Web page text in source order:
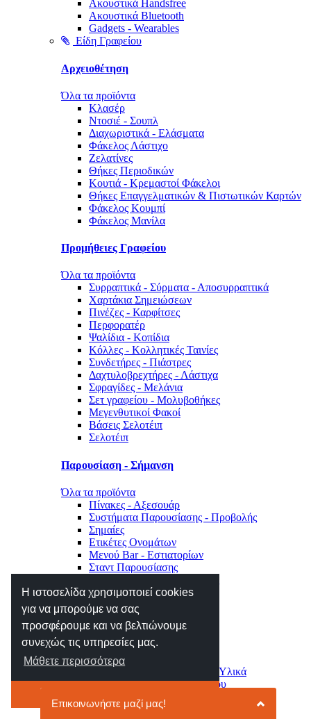
Η ιστοσελίδα χρησιμοποιεί cookies
για να μπορούμε να σας
προσφέρουμε και να βελτιώνουμε
συνεχώς τις υπηρεσίες μας.
Μάθετε περισσότερα
Ακουστικά Handsfree
Ακουστικά Bluetooth
Gadgets - Wearables
Είδη Γραφείου
Αρχειοθέτηση
Όλα τα προϊόντα
Κλασέρ
Ντοσιέ - Σουπλ
Διαχωριστικά - Ελάσματα
Φάκελος Λάστιχο
Ζελατίνες
Θήκες Περιοδικών
Κουτιά - Κρεμαστοί Φάκελοι
Θήκες Επαγγελματικών & Πιστωτικών Καρτών
Φάκελος Κουμπί
Φάκελος Μανίλα
Προμήθειες Γραφείου
Όλα τα προϊόντα
Συρραπτικά - Σύρματα - Αποσυρραπτικά
Χαρτάκια Σημειώσεων
Πινέζες - Καρφίτσες
Περφορατέρ
Ψαλίδια - Κοπίδια
Κόλλες - Κολλητικές Ταινίες
Συνδετήρες - Πιάστρες
Δαχτυλοβρεχτήρες - Λάστιχα
Σφραγίδες - Μελάνια
Σετ γραφείου - Μολυβοθήκες
Μεγενθυτικοί Φακοί
Βάσεις Σελοτέιπ
Σελοτέιπ
Παρουσίαση - Σήμανση
Όλα τα προϊόντα
Πίνακες - Αξεσουάρ
Συστήματα Παρουσίασης - Προβολής
Σημαίες
Ετικέτες Ονομάτων
Μενού Bar - Εστιατορίων
Σταντ Παρουσίασης
Μηχανές Γραφείου
Όλα τα προϊόντα
Αριθμομηχανές
Ετικετογράφοι - Αναλώσιμα
Μηχανές Πλαστικοποίησης - Υλικά
Φωτιστικά - Ρολόγια Γραφείου
Συρτάρια - Συρταριέρες
Κλειδοθήκες - Γραμματοκιβώτια